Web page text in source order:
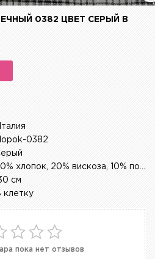
0382 ЦВЕТ СЕРЫЙ В
0382
см
клетку
пока нет отзывов